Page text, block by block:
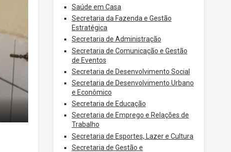
Saúde em Casa
Secretaria da Fazenda e Gestão
Estratégica
Secretaria de Administração
Secretaria de Comunicação e Gestão
de Eventos
Secretaria de Desenvolvimento Social
Secretaria de Desenvolvimento Urbano
e Econômico
Secretaria de Educação
Secretaria de Emprego e Relações de
Trabalho
Secretaria de Esportes, Lazer e Cultura
Secretaria de Gestão e